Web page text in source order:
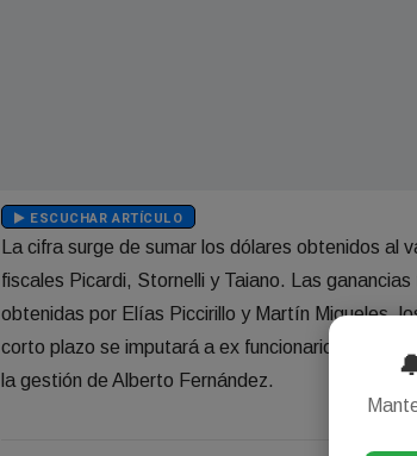
ESCUCHAR ARTÍCULO
La cifra surge de sumar los dólares obtenidos al
fiscales Picardi, Stornelli y Taiano. Las
obtenidas por Elías Piccirillo y Martín Migueles,
corto plazo se imputará a ex funcionarios de la
la gestión de Alberto Fernández.